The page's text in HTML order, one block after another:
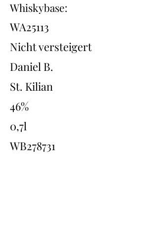
Whiskybase:
WA25113
Nicht versteigert
Daniel B.
St. Kilian
46%
0,7l
WB278731